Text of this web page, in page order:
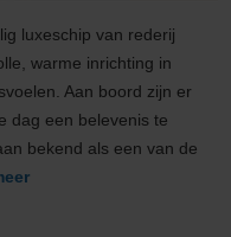
luxeschip van rederij
warme inrichting in
Aan boord zijn er
dag een belevenis te
bekend als een van de